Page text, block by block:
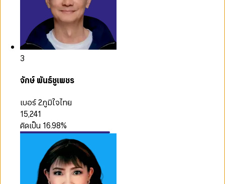
3
จักษ์ พันธ์ชูเพชร
เบอร์ 2ภูมิใจไทย
15,241
คิดเป็น 16.98%